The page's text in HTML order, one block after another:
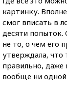
картинку.
смог вписать в
десяти попыток.
не то, о чем его
утверждала, что
правильно, даже
вообще ни